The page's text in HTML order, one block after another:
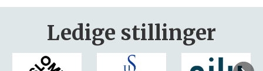
Ledige stillinger